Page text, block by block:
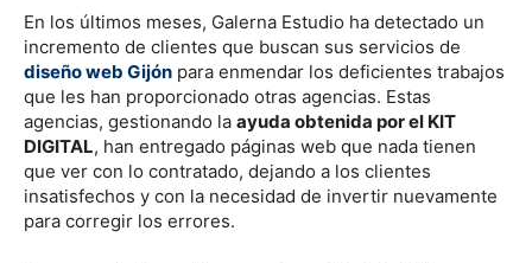
En los últimos meses, Galerna Estudio ha detectado un
incremento de clientes que buscan sus servicios de
diseño web Gijón para enmendar los deficientes trabajos
que les han proporcionado otras agencias. Estas
agencias, gestionando la ayuda obtenida por el KIT
DIGITAL, han entregado páginas web que nada tienen
que ver con lo contratado, dejando a los clientes
insatisfechos y con la necesidad de invertir nuevamente
para corregir los errores.